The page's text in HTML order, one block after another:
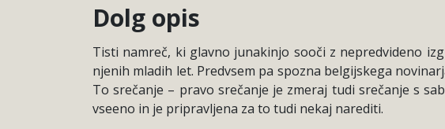
Dolg opis
Tisti namreč, ki glavno junakinjo sooči z nepredvideno
njenih mladih let. Predvsem pa spozna belgijskega
To srečanje – pravo srečanje je zmeraj tudi srečanje s
vseeno in je pripravljena za to tudi nekaj narediti.